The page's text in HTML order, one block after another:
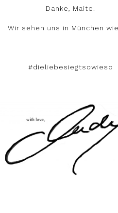
Danke, Maite.
Wir sehen uns in München
#dieliebesiegtsowieso